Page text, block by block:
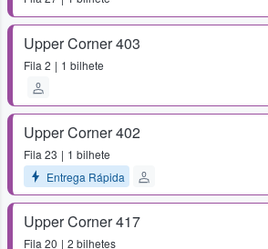
Upper Corner 403
Fila 2 1 bilhete
Upper Corner 402
Fila 23
1 bilhete
Entrega Rápida
Upper Corner 417
Fila 20 2 bilhetes